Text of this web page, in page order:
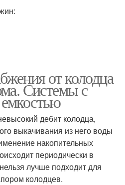
от колодца
Системы с
дебит колодца,
выкачивания из него воды
накопительных
периодически в
лучше подходит для
колодцев.